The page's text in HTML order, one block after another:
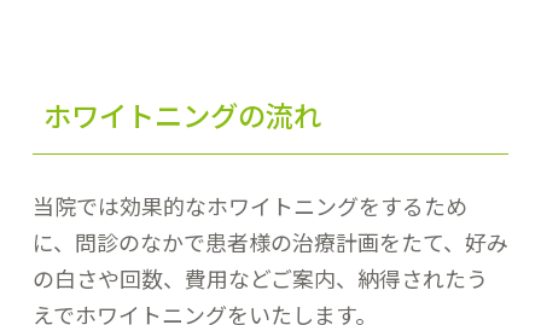
ホワイトニングの流れ
当院では効果的なホワイトニングをするため
に、問診のなかで患者様の治療計画をたて、好み
の白さや回数、費用などご案内、納得されたう
えでホワイトニングをいたします。